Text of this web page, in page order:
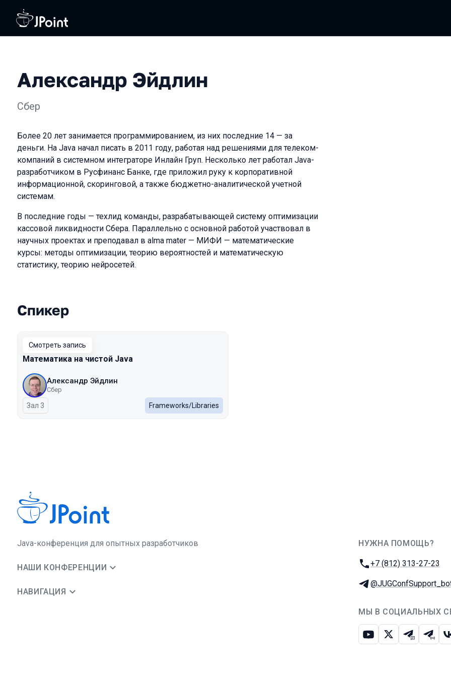
Александр Эйдлин
Сбер
Более 20 лет занимается программированием, из них последние 14 — за
деньги. На Java начал писать в 2011 году, работая над решениями для телеком-
компаний в системном интеграторе Инлайн Груп. Несколько лет работал Java-
разработчиком в Русфинанс Банке, где приложил руку к корпоративной
информационной, скоринговой, а также бюджетно-аналитической учетной
системам.
В последние годы — техлид команды, разрабатывающей систему оптимизации
кассовой ликвидности Сбера. Параллельно с основной работой участвовал в
научных проектах и преподавал в alma mater — МИФИ — математические
курсы: методы оптимизации, теорию вероятностей и математическую
статистику, теорию нейросетей.
Выступления в сезоне 2024
Спикер
Смотреть запись
Математика на чистой Java
Александр Эйдлин
Сбер
Зал 3 Frameworks/Libraries
Java-конференция для опытных разработчиков
НАШИ КОНФЕРЕНЦИИ
НАВИГАЦИЯ
НУЖНА ПОМОЩЬ?
Телефон:
+7 (812) 313-27-23
Телеграм:
МЫ В СОЦИАЛЬНЫХ
ЮтубИкс Телеграм-